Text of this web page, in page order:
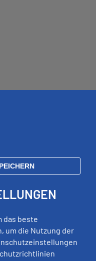
- 18:00 Uhr
das beste
um die Nutzung der